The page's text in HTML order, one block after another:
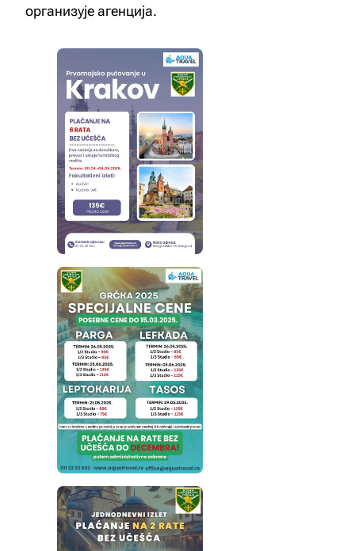
организује агенција.